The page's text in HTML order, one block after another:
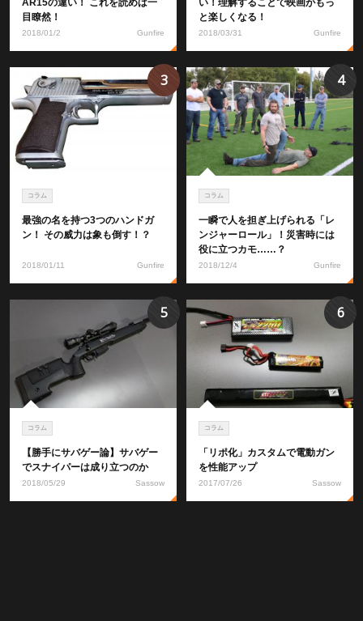
目瞭然！
2018/01/2 Gunfire
と楽しくなる！
2018/03/31 Gunfire
コラム
最強の名を持つ3つのハンドガ
ン！ その威力は象も倒す！？
2018/01/11 Gunfire
3
コラム
一瞬で人を担ぎ上げられる「レ
ンジャーロール」！災害時には
役に立つカモ……？
2018/12/4 Gunfire
4
コラム
【勝手にサバゲー論】サバゲー
でスナイパーは成り立つのか
2018/05/29 Sassow
5
コラム
「リポ化」カスタムで電動ガン
を性能アップ
2017/07/26 Sassow
6